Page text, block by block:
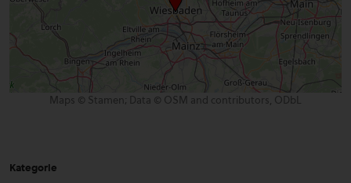
Maps © Stamen; Data © OSM and contributors, ODbL
Kategorie